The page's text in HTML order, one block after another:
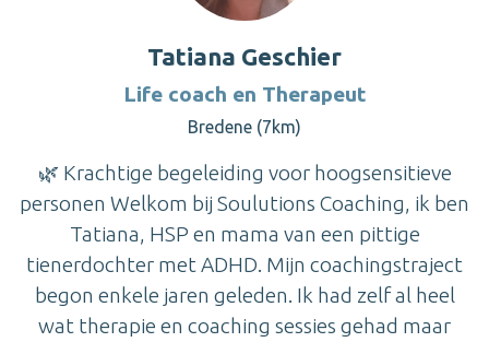
Tatiana Geschier
Life coach en Therapeut
Bredene (7km)
🌿 Krachtige begeleiding voor hoogsensitieve
personen Welkom bij Soulutions Coaching, ik ben
Tatiana, HSP en mama van een pittige
tienerdochter met ADHD. Mijn coachingstraject
begon enkele jaren geleden. Ik had zelf al heel
wat therapie en coaching sessies gehad maar